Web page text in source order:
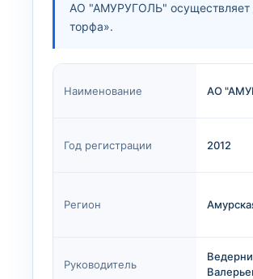
АО "АМУРУГОЛЬ" осуществляет
торфа».
Наименование АО
Год регистрации 2012
Регион
Руководитель